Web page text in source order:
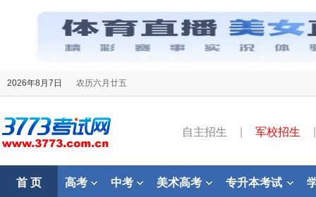
2026年8月7日 农历六月廿五
自主招生 军校招生
首 页 高考 中考 美术高考 专升本考试